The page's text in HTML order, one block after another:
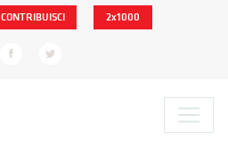
CONTRIBUISCI 2x1000